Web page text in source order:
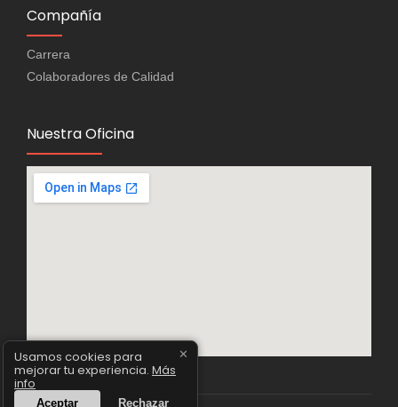
✕
Usamos cookies para
mejorar tu experiencia. Más
info
Aceptar Rechazar
Compañía
Carrera
Colaboradores de Calidad
Nuestra Oficina